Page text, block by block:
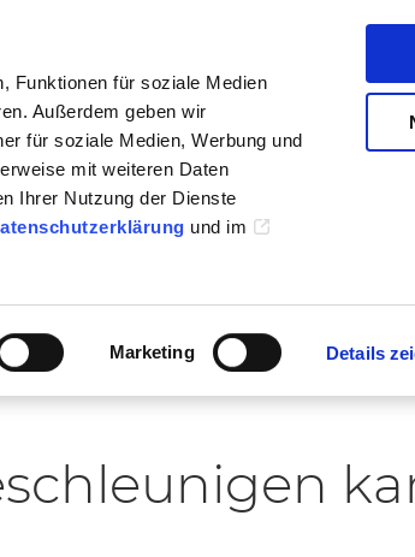
Funktionen für soziale Medien
Außerdem geben wir
für soziale Medien, Werbung und
mit weiteren Daten
Ihrer Nutzung der Dienste
und im
Marketing Details